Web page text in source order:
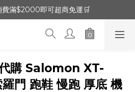
費滿$2000即可超商免運🛒
購 Salomon XT-
門 跑鞋 慢跑 厚底 機